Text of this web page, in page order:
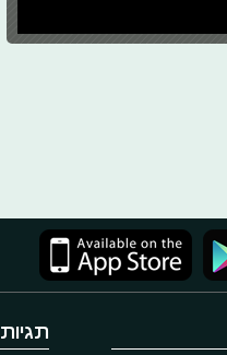
תגיות